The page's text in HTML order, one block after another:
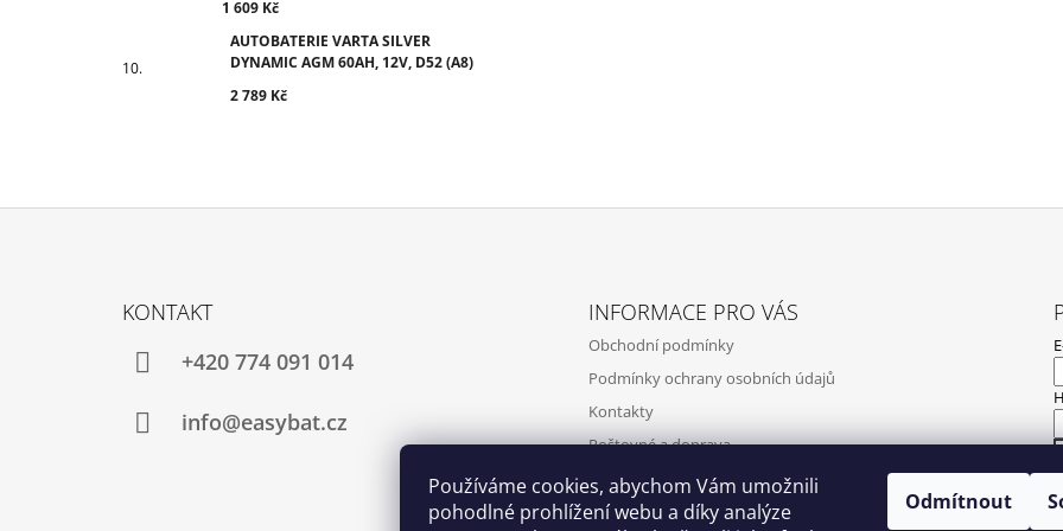
Používáme cookies, abychom Vám umožnili
pohodlné prohlížení webu a díky analýze
Odmítnout
1 609 Kč
AUTOBATERIE VARTA SILVER
DYNAMIC AGM 60AH, 12V, D52 (A8)
2 789 Kč
KONTAKT
+420 774 091 014
info@easybat.cz
INFORMACE PRO VÁS
Obchodní podmínky
Podmínky ochrany osobních údajů
Kontakty
Poštovné a doprava
Napište nám
Ověření recenzí